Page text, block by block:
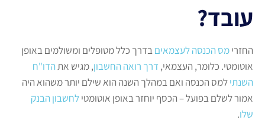
עובד?
החזרימס הכנסה לעצמאיםבדרך כלל מטופלים ומשולמים באופן
אוטומטי. כלומר, העצמאי, דרך רואה החשבון, מגיש אתהדו"ח
השנתילמס הכנסה ואם במהלך השנה הוא שילם יותר משהוא היה
אמור לשלם בפועל – הכסף יוחזר באופן אוטומטילחשבון הבנק
שלו.